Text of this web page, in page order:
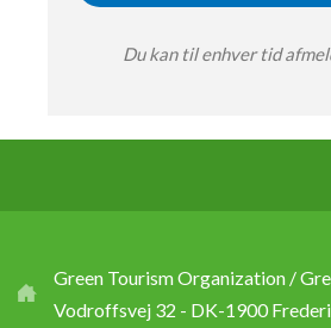
Du kan til enhver tid
Green Tourism Organization /
Vodroffsvej 32 - DK-1900